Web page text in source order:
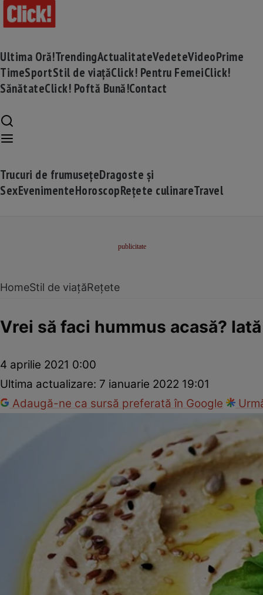
Ultima Oră!TrendingActualitateVedeteVideoPrime
TimeSportStil de viațăClick! Pentru FemeiClick!
SănătateClick! Poftă Bună!Contact
Trucuri de frumusețeDragoste și
SexEvenimenteHoroscopRețete culinareTravel
HomeStil de viațăRețete
Vrei să faci hummus acasă?
4 aprilie 2021 0:00
Ultima actualizare: 7 ianuarie 2022 19:01
Adaugă-ne ca sursă preferată în Google